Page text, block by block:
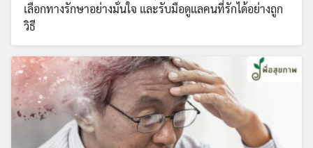
เลือกทางรักษาอย่างมั่นใจ และรับมือดูแลคนที่รักได้อย่างถูก
วิธี